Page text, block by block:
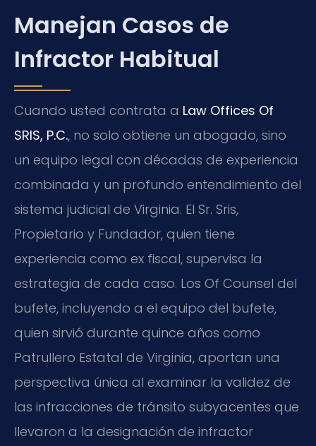
Manejan Casos de
Infractor Habitual
Cuando usted contrata a Law Offices Of
SRIS, P.C., no solo obtiene un abogado, sino
un equipo legal con décadas de experiencia
combinada y un profundo entendimiento del
sistema judicial de Virginia. El Sr. Sris,
Propietario y Fundador, quien tiene
experiencia como ex fiscal, supervisa la
estrategia de cada caso. Los Of Counsel del
bufete, incluyendo a el equipo del bufete,
quien sirvió durante quince años como
Patrullero Estatal de Virginia, aportan una
perspectiva única al examinar la validez de
las infracciones de tránsito subyacentes que
llevaron a la designación de infractor